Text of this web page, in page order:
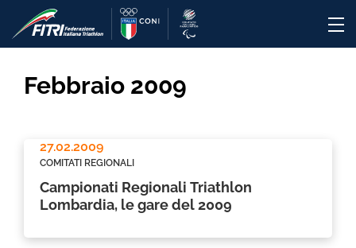
Febbraio 2009
27.02.2009
COMITATI REGIONALI
Campionati Regionali Triathlon
Lombardia, le gare del 2009